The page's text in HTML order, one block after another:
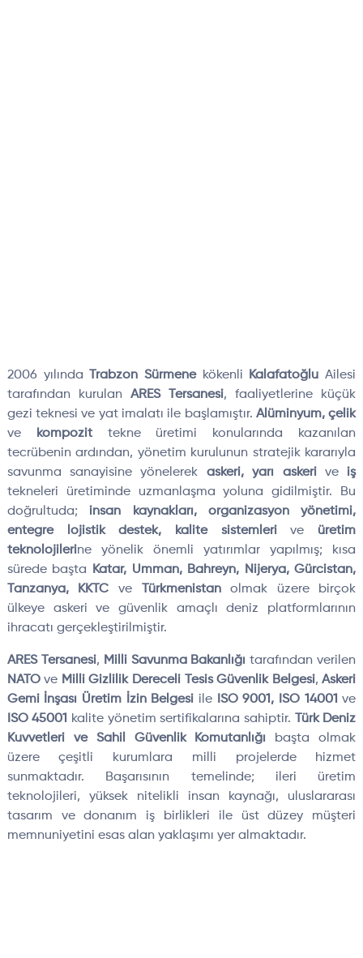
2006 yılında Trabzon Sürmenekökenli Kalafatoğlu Ailesi
tarafından kurulan ARES Tersanesi, faaliyetlerine küçük
gezi teknesi ve yat imalatı ile başlamıştır. Alüminyum, çelik
ve kompozittekne üretimi konularında kazanılan
tecrübenin ardından, yönetim kurulunun stratejik kararıyla
savunma sanayisine yönelerek askeri, yarı askeri ve iş
tekneleri üretiminde uzmanlaşma yoluna gidilmiştir. Bu
doğrultuda; insan kaynakları, organizasyon yönetimi,
entegre lojistik destek, kalite sistemleri ve üretim
teknolojilerine yönelik önemli yatırımlar yapılmış; kısa
sürede başta Katar, Umman, Bahreyn, Nijerya, Gürcistan,
Tanzanya, KKTC ve Türkmenistanolmak üzere birçok
ülkeye askeri ve güvenlik amaçlı deniz platformlarının
ihracatı gerçekleştirilmiştir.
ARES Tersanesi, Milli Savunma Bakanlığı tarafından verilen
NATOve Milli Gizlilik Dereceli Tesis Güvenlik Belgesi,Askeri
Gemi İnşası Üretim İzin Belgesi ile ISO 9001, ISO 14001 ve
ISO 45001 kalite yönetim sertifikalarına sahiptir. Türk Deniz
Kuvvetleri ve Sahil Güvenlik Komutanlığı başta olmak
üzere çeşitli kurumlara milli projelerde hizmet
sunmaktadır. Başarısının temelinde; ileri üretim
teknolojileri, yüksek nitelikli insan kaynağı, uluslararası
tasarım ve donanım iş birlikleri ile üst düzey müşteri
memnuniyetini esas alan yaklaşımı yer almaktadır.